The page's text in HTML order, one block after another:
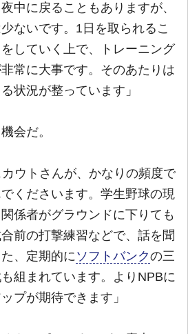
中に戻ることもありますが、
ないです。1日を取られるこ
していく上で、トレーニング
常に大事です。そのあたりは
状況が整っています」
会だ。
カウトさんが、かなりの頻度で
くださいます。学生野球の現
係者がグラウンドに下りても
前の打撃練習などで、話を聞
、定期的にソフトバンクの三
組まれています。よりNPBに
プが期待できます」